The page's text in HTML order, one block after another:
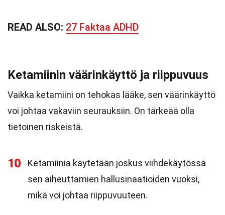
READ ALSO: 27 Faktaa ADHD
Ketamiinin väärinkäyttö ja riippuvuus
Vaikka ketamiini on tehokas lääke, sen väärinkäyttö
voi johtaa vakaviin seurauksiin. On tärkeää olla
tietoinen riskeistä.
10
Ketamiinia käytetään joskus viihdekäytössä
sen aiheuttamien hallusinaatioiden vuoksi,
mikä voi johtaa riippuvuuteen.